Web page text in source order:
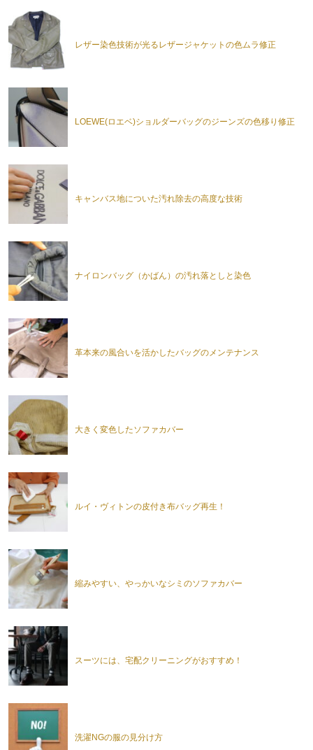
レザー染色技術が光るレザージャケットの色ムラ修正
LOEWE(ロエベ)ショルダーバッグのジーンズの色移り修正
キャンバス地についた汚れ除去の高度な技術
ナイロンバッグ（かばん）の汚れ落としと染色
革本来の風合いを活かしたバッグのメンテナンス
大きく変色したソファカバー
ルイ・ヴィトンの皮付き布バッグ再生！
縮みやすい、やっかいなシミのソファカバー
スーツには、宅配クリーニングがおすすめ！
洗濯NGの服の見分け方